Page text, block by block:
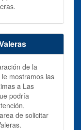
de la
mostramos las
a Las
podría
de solicitar